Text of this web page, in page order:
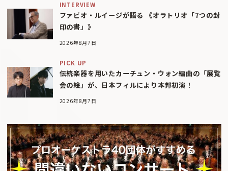
INTERVIEW
ファビオ・ルイージが語る 《オラトリオ「7つの封
印の書」》
2026年8月7日
PICK UP
伝統楽器を用いたカーチュン・ウォン編曲の「展覧
会の絵」が、日本フィルにより本邦初演！
2026年8月7日